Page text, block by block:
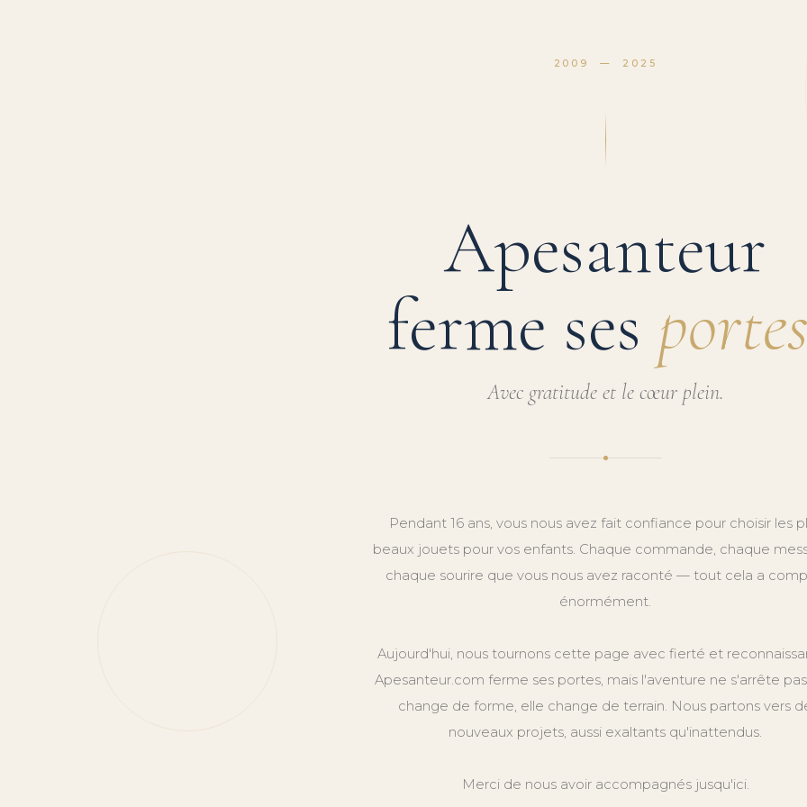
2009 — 2025
Apesanteur
ferme ses
Avec gratitude et le cœur plein.
Pendant 16 ans, vous nous avez fait confiance pour choisir les
beaux jouets pour vos enfants. Chaque commande, chaque
chaque sourire que vous nous avez raconté — tout cela a
énormément.
Aujourd'hui, nous tournons cette page avec fierté et
Apesanteur.com ferme ses portes, mais l'aventure ne s'arrête
change de forme, elle change de terrain. Nous partons vers
nouveaux projets, aussi exaltants qu'inattendus.
Merci de nous avoir accompagnés jusqu'ici.